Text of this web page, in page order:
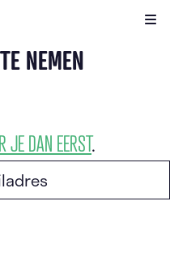
NEMEN
JE DAN EERST.